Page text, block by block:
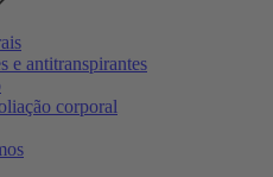
e antitranspirantes
corporal